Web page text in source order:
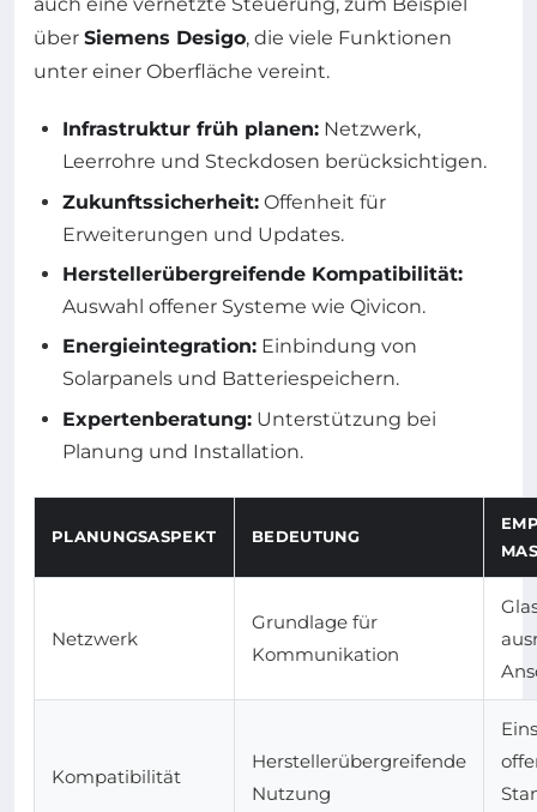
über Siemens Desigo, die viele Funktionen
unter einer Oberfläche vereint.
Infrastruktur früh planen: Netzwerk,
Leerrohre und Steckdosen berücksichtigen.
Zukunftssicherheit: Offenheit für
Erweiterungen und Updates.
Herstellerübergreifende Kompatibilität:
Auswahl offener Systeme wie Qivicon.
Energieintegration: Einbindung von
Solarpanels und Batteriespeichern.
Expertenberatung: Unterstützung bei
Planung und Installation.
PLANUNGSASPEKT BEDEUTUNG
Netzwerk
Grundlage für
Kommunikation
Kompatibilität
Herstellerübergreifende
Nutzung